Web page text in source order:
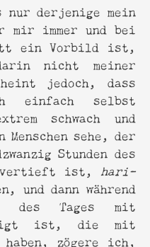
derjenige mein
mir immer und bei
ein Vorbild ist,
nicht meiner
jedoch, dass
einfach selbst
schwach und
sehe, der
Stunden des
vertieft ist, hari-
dann während
des Tages mit
ist, die mit
zögere ich,